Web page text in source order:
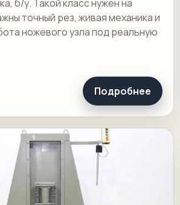
б/у. Такой класс нужен на
точный рез, живая механика и
ножевого узла под реальную
Подробнее